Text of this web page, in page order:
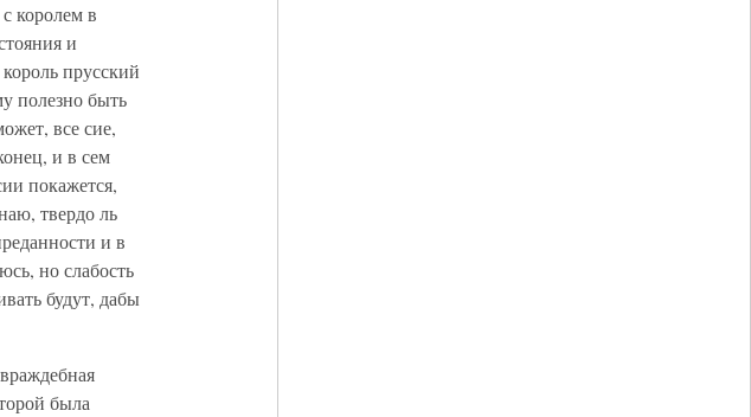
королем в
и
прусский
полезно быть
все сие,
и в сем
покажется,
твердо ль
и в
но слабость
будут, дабы
была